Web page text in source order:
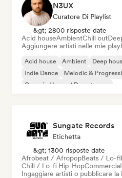
N3UX
Curatore Di Playlist
&gt; 2800 risposte date
Acid houseAmbientChill out
Aggiungere artisti nelle mie
Acid house Ambient Deep
Indie Dance
Melodic &
Organic House / Downtempo
Sungate Records
Etichetta
&gt; 1300 risposte date
Afrobeat / AfropopBeats / Lo-fi
Chill / Lo-fi Hip-Hop
Ingaggiare artisti o pubblicare la